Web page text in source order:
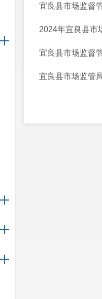
宜良县市场监督
2024年宜良县市
宜良县市场监督
宜良县市场监管